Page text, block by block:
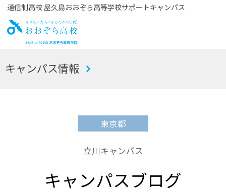
通信制高校 屋久島おおぞら高等学校サポートキャンパス
お
キャンパス情報
東京都
立川キャンパス
キャンパスブログ